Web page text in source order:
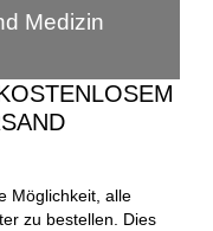
Medizin
Möglichkeit, alle
zu bestellen. Dies